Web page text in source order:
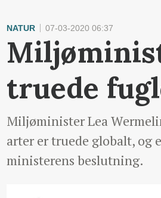
NATUR 07-03-2020 06:37
truede
Miljøminister Lea
arter er truede globalt, og
ministerens beslutning.